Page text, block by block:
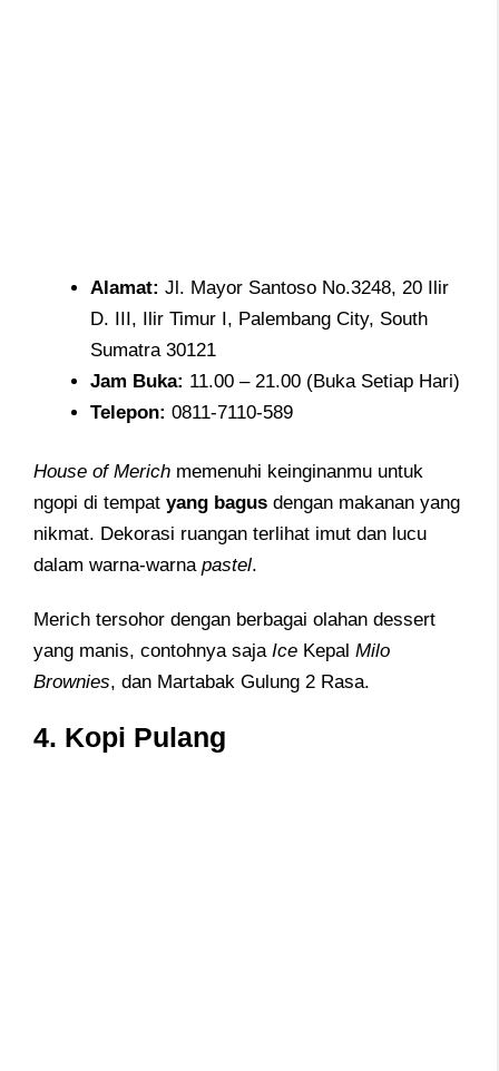
Alamat: Jl. Mayor Santoso No.3248, 20 Ilir
D. III, Ilir Timur I, Palembang City, South
Sumatra 30121
Jam Buka: 11.00 – 21.00 (Buka Setiap Hari)
Telepon: 0811-7110-589
House of Merich memenuhi keinginanmu untuk
ngopi di tempat yang bagus dengan makanan yang
nikmat. Dekorasi ruangan terlihat imut dan lucu
dalam warna-warna pastel.
Merich tersohor dengan berbagai olahan dessert
yang manis, contohnya saja Ice Kepal Milo
Brownies, dan Martabak Gulung 2 Rasa.
4. Kopi Pulang